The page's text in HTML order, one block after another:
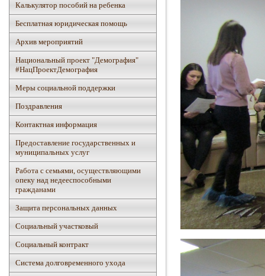
Калькулятор пособий на ребенка
Бесплатная юридическая помощь
Архив мероприятий
Национальный проект "Демография"
#НацПроектДемография
Mеры социальной поддержки
Поздравления
Контактная информация
Предоставление государственных и
муниципальных услуг
Работа с семьями, осуществляющими
опеку над недееспособными
гражданами
Защита персональных данных
Социальный участковый
Социальный контракт
Система долговременного ухода